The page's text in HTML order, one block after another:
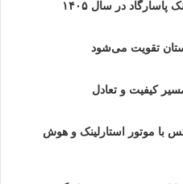
در سال ۱۴۰۵
تقویت می‌شود
کیفیت و تعادل
با موتور استارلینک و هوش